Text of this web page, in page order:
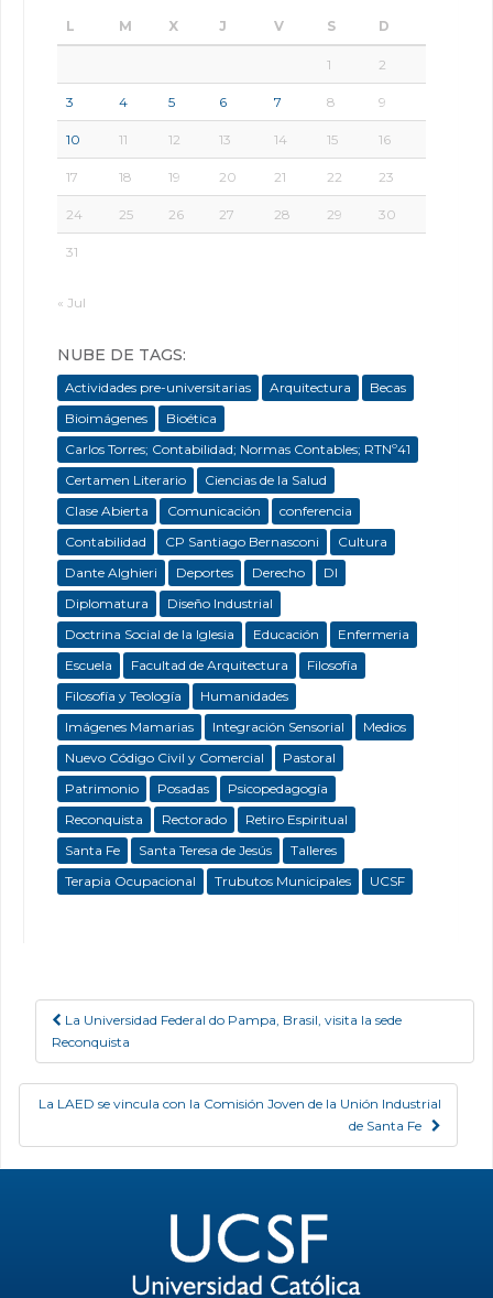
L M X J V S D
1 2
3 4 5 6 7 8 9
10 11 12 13 14 15 16
17 18 19 20 21 22 23
24 25 26 27 28 29 30
31
« Jul
NUBE DE TAGS:
Actividades pre-universitarias Arquitectura
Becas
Bioimágenes
Bioética
Carlos Torres; Contabilidad; Normas Contables; RTNº41
Certamen Literario
Ciencias de la Salud
Clase Abierta
Comunicación
conferencia
Contabilidad
CP Santiago Bernasconi
Cultura
Dante Alghieri
Deportes Derecho
DI
Diplomatura
Diseño Industrial
Doctrina Social de la Iglesia
Educación
Enfermeria
Escuela
Facultad de Arquitectura
Filosofía
Filosofía y Teología
Humanidades
Imágenes Mamarias
Integración Sensorial
Medios
Nuevo Código Civil y Comercial
Pastoral
Patrimonio
Posadas
Psicopedagogía
Reconquista
Rectorado
Retiro Espiritual
Santa Fe
Santa Teresa de Jesús
Talleres
Terapia Ocupacional
Trubutos Municipales UCSF
Post navigation
La Universidad Federal do Pampa, Brasil, visita la sede
Reconquista
La LAED se vincula con la Comisión Joven de la Unión Industrial
de Santa Fe